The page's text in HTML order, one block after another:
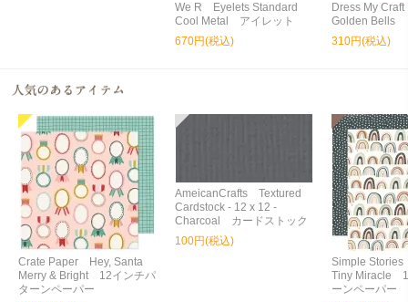
We R Eyelets Standard
Cool Metal アイレット
670円(税込)
Dress My
Golden Bells
310円(税込)
Crate Paper Hey, Santa
Merry & Bright 12インチパ
ターンペーパー
AmeicanCrafts Textured
Cardstock - 12 x 12 -
Charcoal カードストック
100円(税込)
Simple
Tiny Miracle
ーンペーパー